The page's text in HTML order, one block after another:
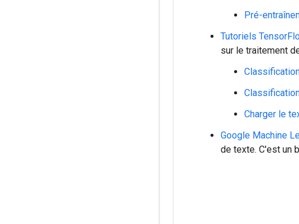
Pré-
Tutoriels
sur le traitement
Charger le
Google Machine
de texte. C'est un